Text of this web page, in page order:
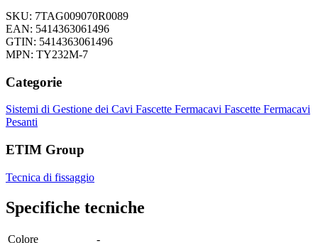
SKU: 7TAG009070R0089
EAN: 5414363061496
GTIN: 5414363061496
MPN: TY232M-7
Categorie
Sistemi di Gestione dei Cavi Fascette Fermacavi Fascette Fermacavi
Pesanti
ETIM Group
Tecnica di fissaggio
Specifiche tecniche
Colore
-